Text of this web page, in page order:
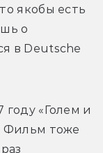
якобы есть
о
в Deutsche
«Голем и
Фильм тоже